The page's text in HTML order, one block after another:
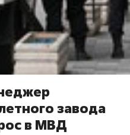
завода
в МВД